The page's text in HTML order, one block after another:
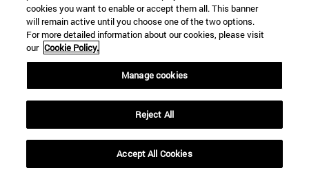
Más información
cookies you want to enable or accept them all. This banner
will remain active until you choose one of the two options.
For more detailed information about our cookies, please visit
our Cookie Policy.
Manage cookies
Reject All
Accept All Cookies